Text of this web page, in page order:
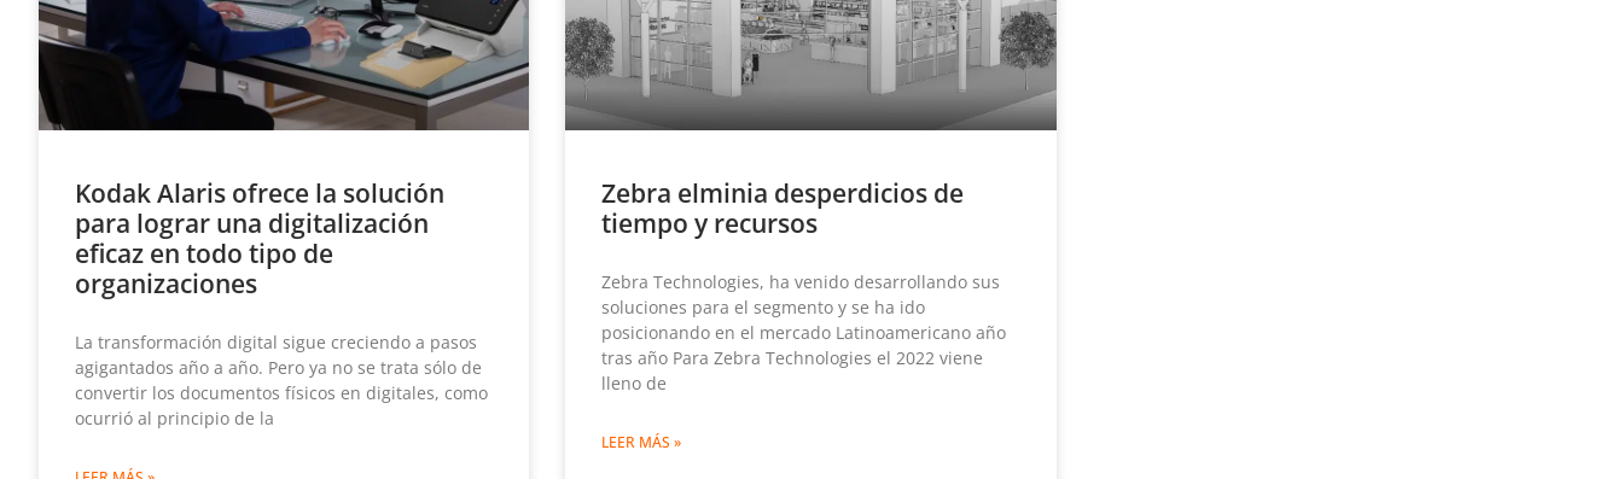
Kodak Alaris ofrece la solución
para lograr una digitalización
eficaz en todo tipo de
organizaciones
La transformación digital sigue creciendo a pasos
agigantados año a año. Pero ya no se trata sólo de
convertir los documentos físicos en digitales, como
ocurrió al principio de la
Zebra elminia desperdicios de
tiempo y recursos
Zebra Technologies, ha venido desarrollando sus
soluciones para el segmento y se ha ido
posicionando en el mercado Latinoamericano año
tras año Para Zebra Technologies el 2022 viene
lleno de
LEER MÁS »